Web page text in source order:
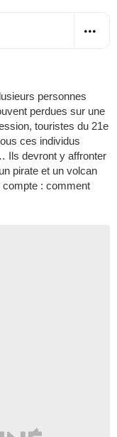
personnes
perdues sur une
touristes du 21e
ces individus
Ils devront y affronter
pirate et un volcan
compte : comment